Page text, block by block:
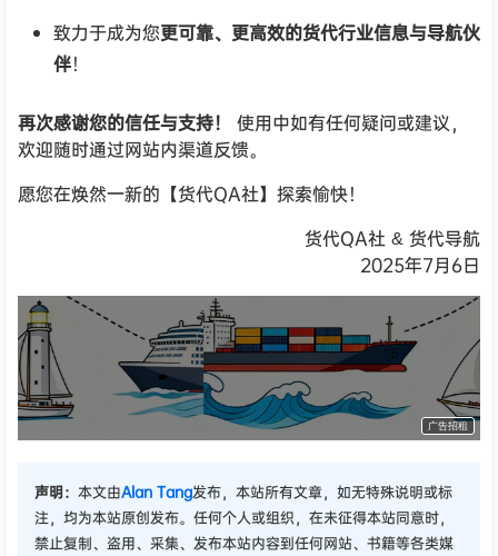
致力于成为您更可靠、更高效的货代行业信息与导航伙
伴！
再次感谢您的信任与支持！
使用中如有任何疑问或建议，
欢迎随时通过网站内渠道反馈。
愿您在焕然一新的【货代QA社】探索愉快！
货代QA社 & 货代导航
2025年7月6日
货代QA社·让货代之路更简单！
广告招租
声明： 本文由Alan Tang发布，本站所有文章，如无特殊说明或标
注，均为本站原创发布。任何个人或组织，在未征得本站同意时，
禁止复制、盗用、采集、发布本站内容到任何网站、书籍等各类媒